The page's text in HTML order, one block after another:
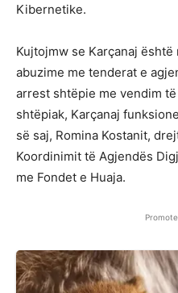
Kibernetike.
Kujtojmw se Karçanaj është
abuzime me tenderat e
arrest shtëpie me vendim
shtëpiak, Karçanaj
së saj, Romina Kostanit,
Koordinimit të Agjendës
me Fondet e Huaja.